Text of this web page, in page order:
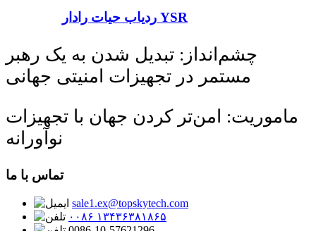
ردیاب حیات رادار YSR
چشم‌انداز: تبدیل شدن به یک رهبر
مستمر در تجهیزات امنیتی جهانی
ماموریت: امن‌تر کردن جهان با تجهیزات
نوآورانه
تماس با ما
sale1.ex@topskytech.com
۰۰۸۶ ۱۳۴۳۶۳۸۱۸۶۵